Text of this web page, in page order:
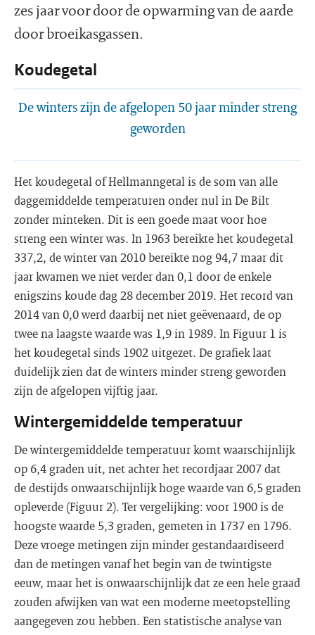
zes jaar voor door de opwarming van de aarde
door broeikasgassen.
Koudegetal
De winters zijn de afgelopen 50 jaar minder streng
geworden
Het koudegetal of Hellmanngetal is de som van alle
daggemiddelde temperaturen onder nul in De Bilt
zonder minteken. Dit is een goede maat voor hoe
streng een winter was. In 1963 bereikte het koudegetal
337,2, de winter van 2010 bereikte nog 94,7 maar dit
jaar kwamen we niet verder dan 0,1 door de enkele
enigszins koude dag 28 december 2019. Het record van
2014 van 0,0 werd daarbij net niet geëvenaard, de op
twee na laagste waarde was 1,9 in 1989. In Figuur 1 is
het koudegetal sinds 1902 uitgezet. De grafiek laat
duidelijk zien dat de winters minder streng geworden
zijn de afgelopen vijftig jaar.
Wintergemiddelde temperatuur
De wintergemiddelde temperatuur komt waarschijnlijk
op 6,4 graden uit, net achter het recordjaar 2007 dat
de destijds onwaarschijnlijk hoge waarde van 6,5 graden
opleverde (Figuur 2). Ter vergelijking: voor 1900 is de
hoogste waarde 5,3 graden, gemeten in 1737 en 1796.
Deze vroege metingen zijn minder gestandaardiseerd
dan de metingen vanaf het begin van de twintigste
eeuw, maar het is onwaarschijnlijk dat ze een hele graad
zouden afwijken van wat een moderne meetopstelling
aangegeven zou hebben. Een statistische analyse van